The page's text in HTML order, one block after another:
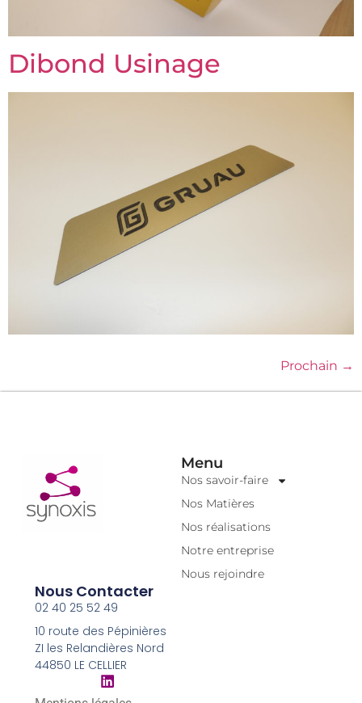
Dibond Usinage
Prochain →
Menu
Nos savoir-faire
Nos Matières
Nos réalisations
Notre entreprise
Nous rejoindre
Nous Contacter
02 40 25 52 49
10 route des Pépinières
ZI les Relandières Nord
44850 LE CELLIER